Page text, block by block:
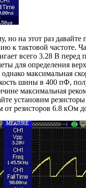
но на этот раз
к тактовой частоте.
всего 3.28 В
для определения
максимальная
шины в 400 пФ,
максимальная
установим
от резисторов 6.8